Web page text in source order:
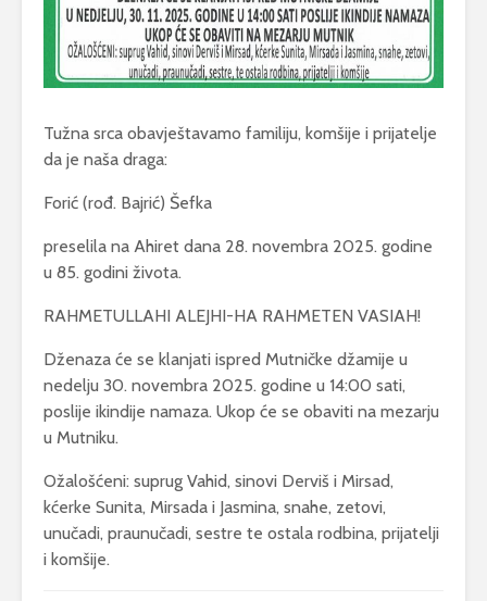
Tužna srca obavještavamo familiju, komšije i prijatelje
da je naša draga:
Forić (rođ. Bajrić) Šefka
preselila na Ahiret dana 28. novembra 2025. godine
u 85. godini života.
RAHMETULLAHI ALEJHI-HA RAHMETEN VASIAH!
Dženaza će se klanjati ispred Mutničke džamije u
nedelju 30. novembra 2025. godine u 14:00 sati,
poslije ikindije namaza. Ukop će se obaviti na mezarju
u Mutniku.
Ožalošćeni: suprug Vahid, sinovi Derviš i Mirsad,
kćerke Sunita, Mirsada i Jasmina, snahe, zetovi,
unučadi, praunučadi, sestre te ostala rodbina, prijatelji
i komšije.